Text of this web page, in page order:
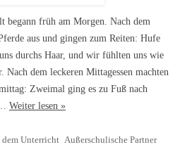
begann früh am Morgen. Nach dem
aus und gingen zum Reiten: Hufe
durchs Haar, und wir fühlten uns wie
Nach dem leckeren Mittagessen machten
Zweimal ging es zu Fuß nach
Weiter lesen »
dem Unterricht Außerschulische Partner